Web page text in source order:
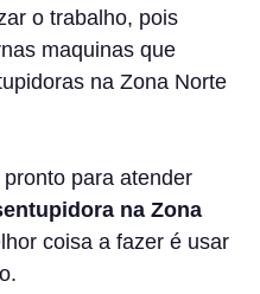
o trabalho, pois
maquinas que
na Zona Norte
para atender
na Zona
coisa a fazer é usar